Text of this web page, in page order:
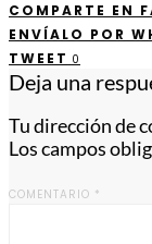
COMPARTE EN
ENVÍALO POR
TWEET 0
Deja una
Tu dirección de
Los campos
COMENTARIO *